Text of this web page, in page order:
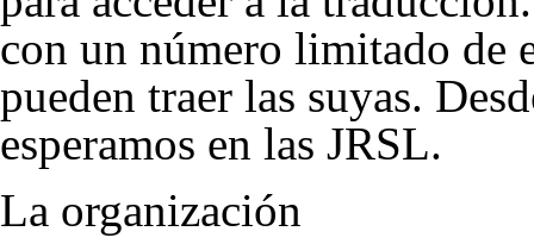
con un número limitado de
pueden traer las suyas.
esperamos en las JRSL.
La organización